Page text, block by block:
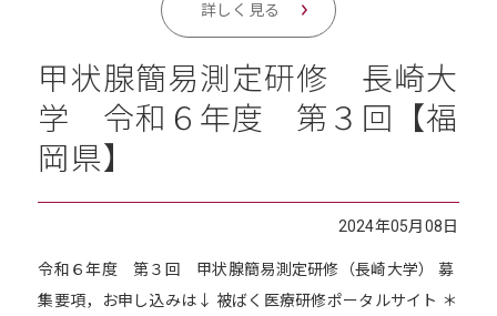
詳しく見る
甲状腺簡易測定研修 長崎大
学 令和６年度 第３回【福
岡県】
2024年05月08日
令和６年度 第３回 甲状腺簡易測定研修（長崎大学） 募
集要項，お申し込みは↓ 被ばく医療研修ポータルサイト ＊